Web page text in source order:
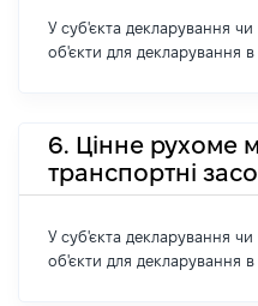
У суб'єкта декларування чи
об'єкти для декларування в
6. Цінне рухоме
транспортні
У суб'єкта декларування чи
об'єкти для декларування в